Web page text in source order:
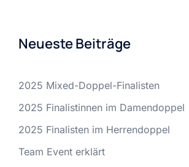
Neueste Beiträge
2025 Mixed-Doppel-Finalisten
2025 Finalistinnen im Damendoppel
2025 Finalisten im Herrendoppel
Team Event erklärt